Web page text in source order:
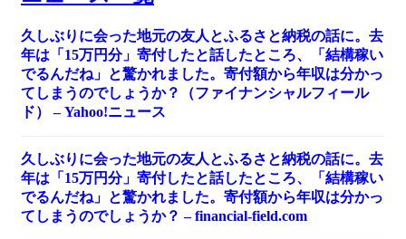
久しぶりに会った地元の友人とふるさと納税の話に。去
年は「15万円分」寄付したと話したところ、「結構稼い
でるんだね」と驚かれました。寄付額から年収は分かっ
てしまうのでしょうか？（ファイナンシャルフィール
ド） – Yahoo!ニュース
久しぶりに会った地元の友人とふるさと納税の話に。去
年は「15万円分」寄付したと話したところ、「結構稼い
でるんだね」と驚かれました。寄付額から年収は分かっ
てしまうのでしょうか？ – financial-field.com